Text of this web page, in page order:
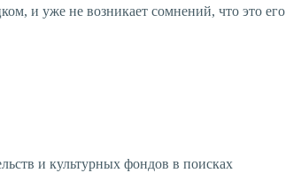
и уже не возникает сомнений, что это его
и культурных фондов в поисках